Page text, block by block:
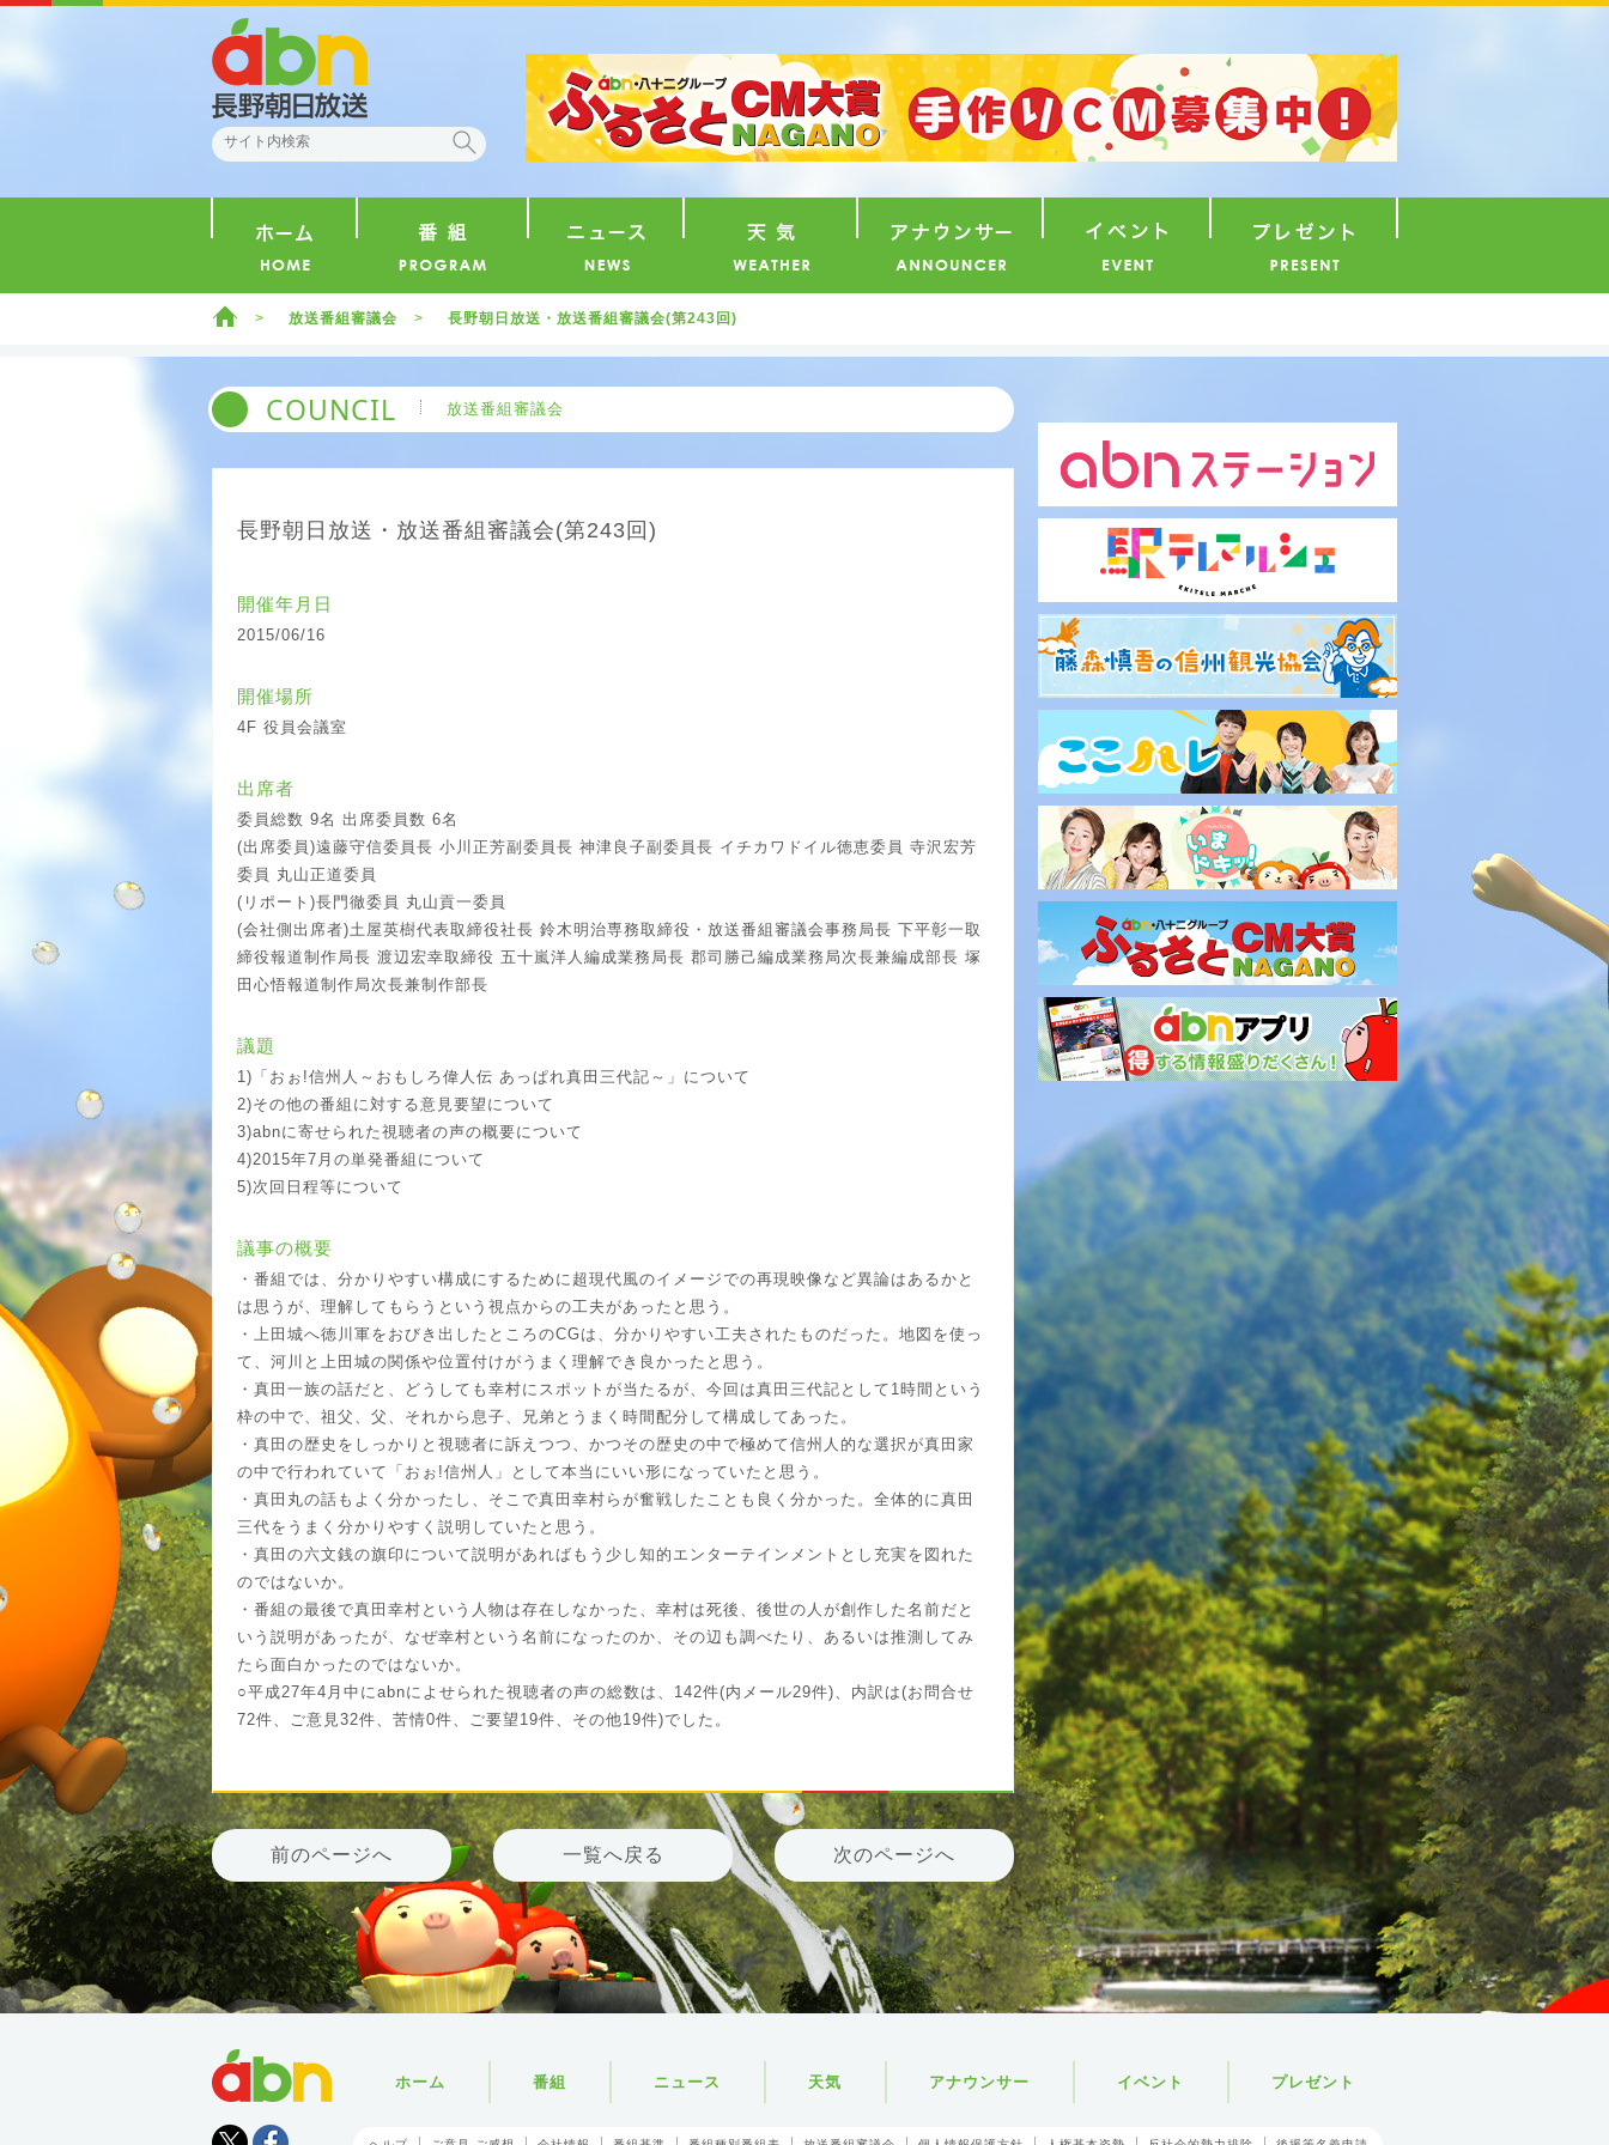
検索
ホーム 放送番組審議会 長野朝日放送・放送番組審議会(第243回)
COUNCIL 放送番組審議会
長野朝日放送・放送番組審議会(第243回)
開催年月日
2015/06/16
開催場所
4F 役員会議室
出席者
委員総数 9名 出席委員数 6名
(出席委員)遠藤守信委員長 小川正芳副委員長 神津良子副委員長 イチカワドイル徳恵委員 寺沢宏芳
委員 丸山正道委員
(リポート)長門徹委員 丸山貢一委員
(会社側出席者)土屋英樹代表取締役社長 鈴木明治専務取締役・放送番組審議会事務局長 下平彰一取
締役報道制作局長 渡辺宏幸取締役 五十嵐洋人編成業務局長 郡司勝己編成業務局次長兼編成部長 塚
田心悟報道制作局次長兼制作部長
議題
1)「おぉ!信州人～おもしろ偉人伝 あっぱれ真田三代記～」について
2)その他の番組に対する意見要望について
3)abnに寄せられた視聴者の声の概要について
4)2015年7月の単発番組について
5)次回日程等について
議事の概要
・番組では、分かりやすい構成にするために超現代風のイメージでの再現映像など異論はあるかと
は思うが、理解してもらうという視点からの工夫があったと思う。
・上田城へ徳川軍をおびき出したところのCGは、分かりやすい工夫されたものだった。地図を使っ
て、河川と上田城の関係や位置付けがうまく理解でき良かったと思う。
・真田一族の話だと、どうしても幸村にスポットが当たるが、今回は真田三代記として1時間という
枠の中で、祖父、父、それから息子、兄弟とうまく時間配分して構成してあった。
・真田の歴史をしっかりと視聴者に訴えつつ、かつその歴史の中で極めて信州人的な選択が真田家
の中で行われていて「おぉ!信州人」として本当にいい形になっていたと思う。
・真田丸の話もよく分かったし、そこで真田幸村らが奮戦したことも良く分かった。全体的に真田
三代をうまく分かりやすく説明していたと思う。
・真田の六文銭の旗印について説明があればもう少し知的エンターテインメントとし充実を図れた
のではないか。
・番組の最後で真田幸村という人物は存在しなかった、幸村は死後、後世の人が創作した名前だと
いう説明があったが、なぜ幸村という名前になったのか、その辺も調べたり、あるいは推測してみ
たら面白かったのではないか。
○平成27年4月中にabnによせられた視聴者の声の総数は、142件(内メール29件)、内訳は(お問合せ
72件、ご意見32件、苦情0件、ご要望19件、その他19件)でした。
前のページへ 一覧へ戻る 次のページへ
Tweet
ホーム 番組 ニュース 天気 アナウンサー イベント プレゼント